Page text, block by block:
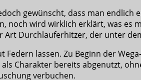
gewünscht, dass man
noch wird wirklich erklärt, was
Durchlauferhitzer, der unter
lassen. Zu Beginn der
Charakter bereits abgenutzt,
verbuchen.